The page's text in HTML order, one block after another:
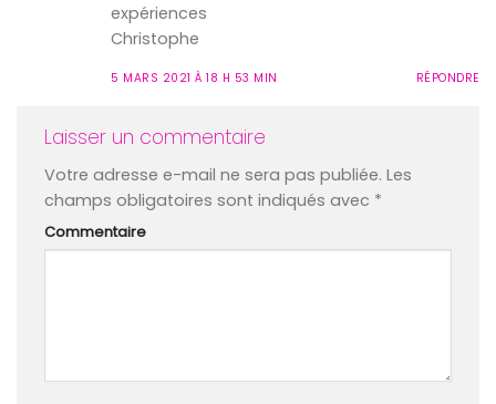
expériences
Christophe
5 MARS 2021 À 18 H 53 MIN RÉPONDRE
Laisser un commentaire
Votre adresse e-mail ne sera pas publiée. Les
champs obligatoires sont indiqués avec *
Commentaire